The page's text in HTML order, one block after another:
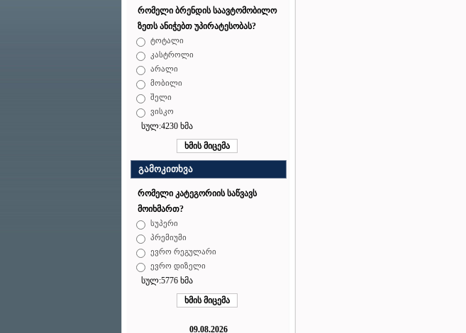
რომელი ბრენდის საავტომობილო
ზეთს ანიჭებთ უპირატესობას?
ტოტალი
კასტროლი
არალი
მობილი
შელი
ვისკო
სულ:4230 ხმა
გამოკითხვა
რომელი კატეგორიის საწვავს
მოიხმართ?
სუპერი
პრემიუმი
ევრო რეგულარი
ევრო დიზელი
სულ:5776 ხმა
09.08.2026